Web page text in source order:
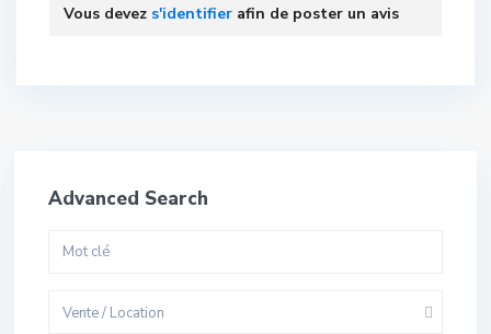
Vous devez s'identifier afin de poster un avis
Advanced Search
Vente / Location